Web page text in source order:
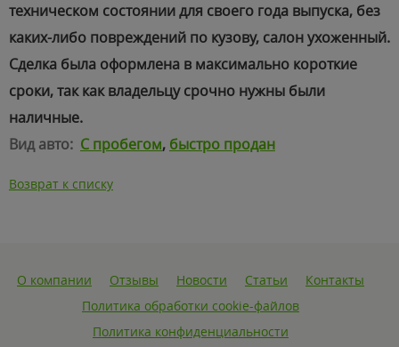
техническом состоянии для своего года выпуска, без
каких-либо повреждений по кузову, салон ухоженный.
Сделка была оформлена в максимально короткие
сроки, так как владельцу срочно нужны были
наличные.
Вид авто: С пробегом, быстро продан
Возврат к списку
О компании Отзывы Новости Статьи
Контакты
Политика обработки cookie-файлов
Политика конфиденциальности